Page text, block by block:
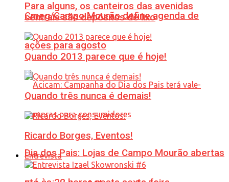
Cmeg/Campo Mourão define agenda de
ações para agosto
Dia dos Pais: Lojas de Campo Mourão abertas
Para alguns, os canteiros das avenidas
centrais são depósitos de lixo
Quando 2013 parece que é hoje!
Quando três nunca é demais!
Ricardo Borges, Eventos!
Entrevista